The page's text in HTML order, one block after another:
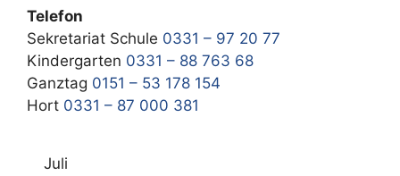
Telefon
Sekretariat Schule 0331 – 97 20 77
Kindergarten 0331 – 88 763 68
Ganztag 0151 – 53 178 154
Hort 0331 – 87 000 381
Juli